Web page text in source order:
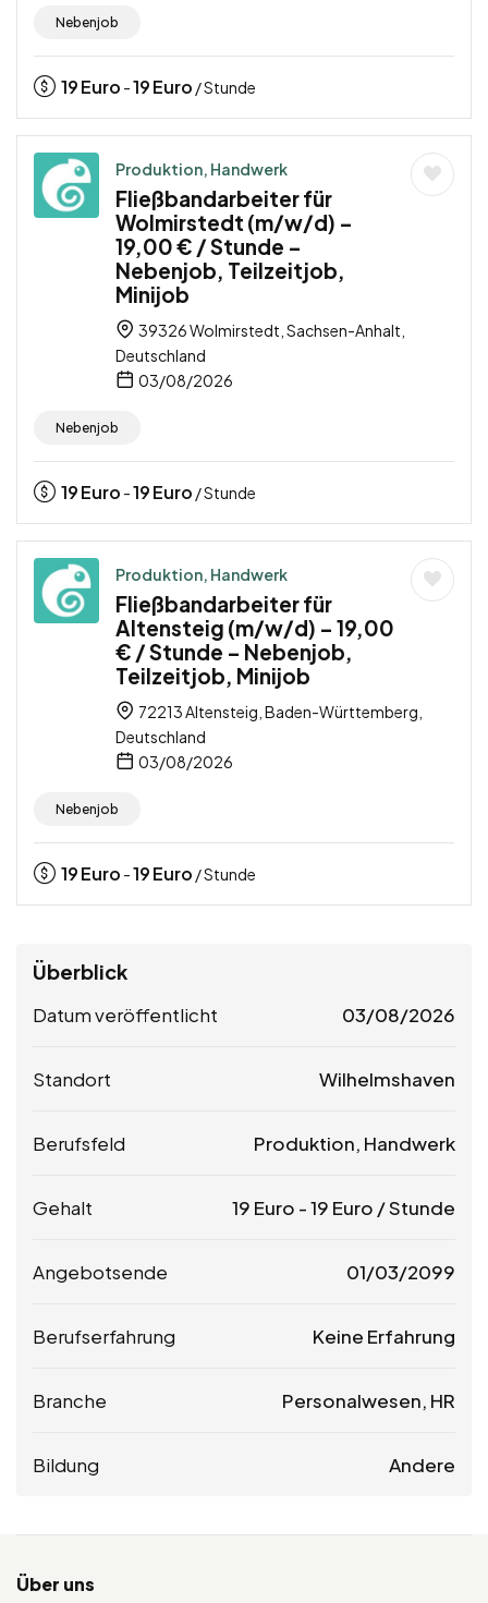
Nebenjob
19Euro -19Euro / Stunde
Produktion, Handwerk
Fließbandarbeiter für
Wolmirstedt (m/w/d) –
19,00 € / Stunde –
Nebenjob, Teilzeitjob,
Minijob
39326 Wolmirstedt, Sachsen-Anhalt,
Deutschland
03/08/2026
Nebenjob
19Euro -19Euro / Stunde
Produktion, Handwerk
Fließbandarbeiter für
Altensteig (m/w/d) – 19,00
€ / Stunde – Nebenjob,
Teilzeitjob, Minijob
72213 Altensteig, Baden-Württemberg,
Deutschland
03/08/2026
Nebenjob
19Euro -19Euro / Stunde
Überblick
Datum veröffentlicht 03/08/2026
Standort Wilhelmshaven
Berufsfeld Produktion, Handwerk
Gehalt 19 Euro -19 Euro / Stunde
Angebotsende 01/03/2099
Berufserfahrung Keine Erfahrung
Branche Personalwesen, HR
Bildung Andere
Über uns